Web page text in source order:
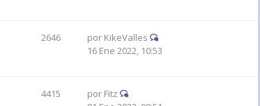
2646 por KikeValles
16 Ene 2022, 10:53
4415 por Fitz